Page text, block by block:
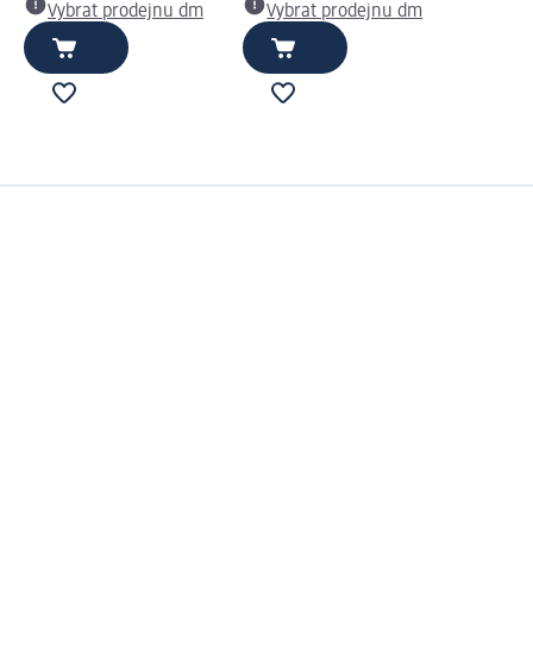
Vybrat prodejnu dm
Vybrat prodejnu dm